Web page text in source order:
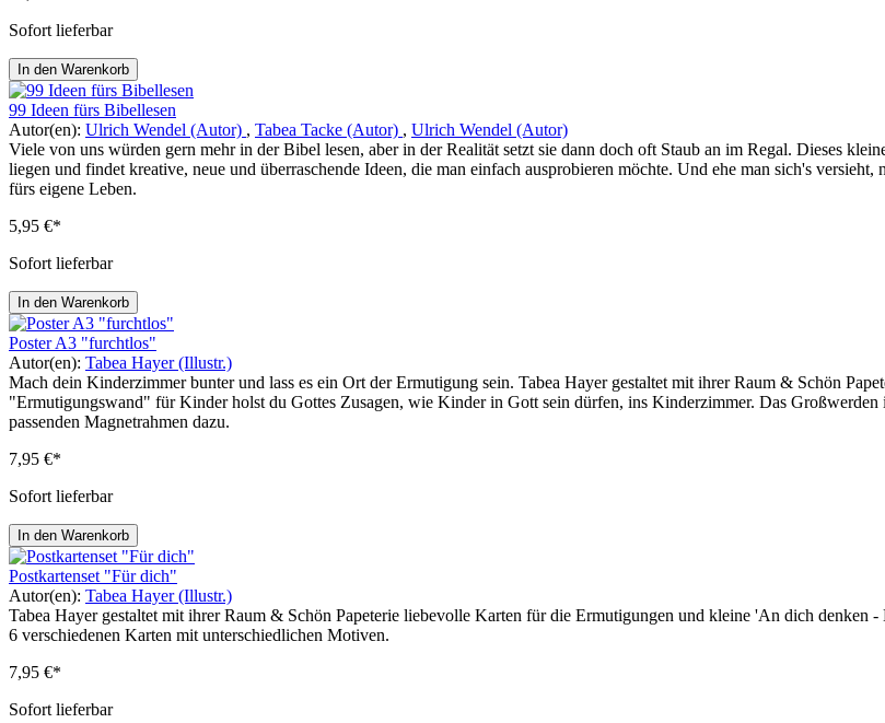
Sofort lieferbar
In den Warenkorb
99 Ideen fürs Bibellesen
Autor(en): Ulrich Wendel (Autor) , Tabea Tacke (Autor) , Ulrich Wendel (Autor)
Viele von uns würden gern mehr in der Bibel lesen, aber in der Realität setzt sie dann doch oft Staub an im Regal. Dieses
liegen und findet kreative, neue und überraschende Ideen, die man einfach ausprobieren möchte. Und ehe man sich's
fürs eigene Leben.
5,95 €*
Sofort lieferbar
In den Warenkorb
Poster A3 "furchtlos"
Autor(en): Tabea Hayer (Illustr.)
Mach dein Kinderzimmer bunter und lass es ein Ort der Ermutigung sein. Tabea Hayer gestaltet mit ihrer Raum & Schön
"Ermutigungswand" für Kinder holst du Gottes Zusagen, wie Kinder in Gott sein dürfen, ins Kinderzimmer. Das
passenden Magnetrahmen dazu.
7,95 €*
Sofort lieferbar
In den Warenkorb
Postkartenset "Für dich"
Autor(en): Tabea Hayer (Illustr.)
Tabea Hayer gestaltet mit ihrer Raum & Schön Papeterie liebevolle Karten für die Ermutigungen und kleine 'An dich denken -
6 verschiedenen Karten mit unterschiedlichen Motiven.
7,95 €*
Sofort lieferbar